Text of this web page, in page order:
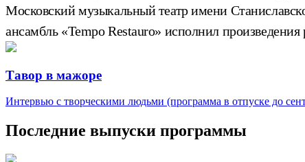
Московский музыкальный театр имени
ансамбль «Tempo Restauro» исполнил
Тавор в мажоре
Интервью с творческими людьми (программа в отпуске до
Последние выпуски программы